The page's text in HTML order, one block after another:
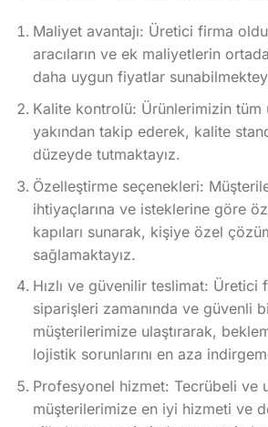
Maliyet avantajı: Üretici firma
aracıların ve ek maliyetlerin
daha uygun fiyatlar
Kalite kontrolü: Ürünlerimizin tüm
yakından takip ederek, kalite
düzeyde tutmaktayız.
Özelleştirme seçenekleri:
ihtiyaçlarına ve isteklerine göre
kapıları sunarak, kişiye özel
sağlamaktayız.
Hızlı ve güvenilir teslimat: Üretici
siparişleri zamanında ve güvenli
müşterilerimize ulaştırarak,
lojistik sorunlarını en aza
Profesyonel hizmet: Tecrübeli ve
müşterilerimize en iyi hizmeti ve